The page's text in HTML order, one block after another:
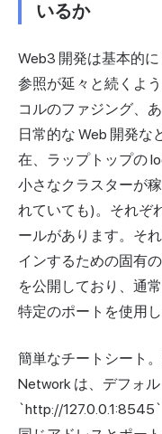
いるか
Web3 開発は基本的に
参照が延々と続くよ
コルのファジング、
日常的な Web 開発
在、ラップトップの
小さなクラスターが
れていても)。それぞ
ールがあります。そ
インするための固有
を公開しており、通
特定のポートを使用し
簡単なチートシート
Network は、デフォ
`http://